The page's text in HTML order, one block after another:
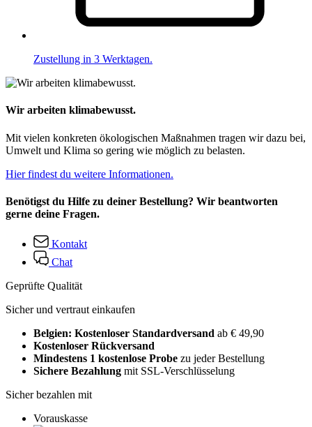
Zustellung in 3 Werktagen.
Wir arbeiten klimabewusst.
Mit vielen konkreten ökologischen Maßnahmen tragen wir dazu bei,
Umwelt und Klima so gering wie möglich zu belasten.
Hier findest du weitere Informationen.
Benötigst du Hilfe zu deiner Bestellung? Wir beantworten
gerne deine Fragen.
Kontakt
Chat
Geprüfte Qualität
Sicher und vertraut einkaufen
Belgien: Kostenloser Standardversand ab € 49,90
Kostenloser Rückversand
Mindestens 1 kostenlose Probe zu jeder Bestellung
Sichere Bezahlung mit SSL-Verschlüsselung
Sicher bezahlen mit
Vorauskasse